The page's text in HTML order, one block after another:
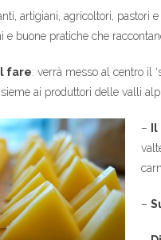
artigiani, agricoltori, pastori
e buone pratiche che
fare: verrà messo al centro il
ai produttori delle valli
–
–